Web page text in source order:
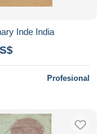
Inde India
Profesional